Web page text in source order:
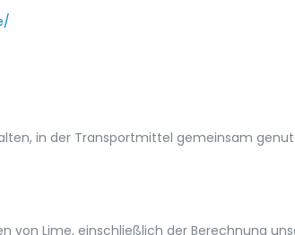
in der Transportmittel gemeinsam
Lime, einschließlich der Berechnung